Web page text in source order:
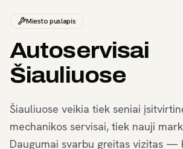
Miesto puslapis
Autoservisai
Šiauliuose
Šiauliuose veikia tiek seniai
mechanikos servisai, tiek nauji
Daugumai svarbu greitas vizitas —